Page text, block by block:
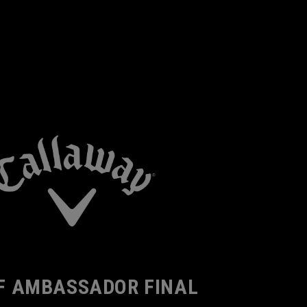
AMBASSADOR FINAL